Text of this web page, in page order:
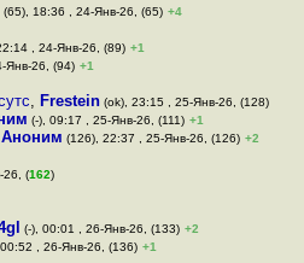
(65), 18:36 , 24-Янв-26, (65) +4
, 24-Янв-26, (89) +1
Янв-26, (94) +1
, Frestein (ok), 23:15 , 25-Янв-26, (128)
(-), 09:17 , 25-Янв-26, (111) +1
Аноним (126), 22:37 , 25-Янв-26, (126) +2
26, (162)
(-), 00:01 , 26-Янв-26, (133) +2
, 26-Янв-26, (136) +1